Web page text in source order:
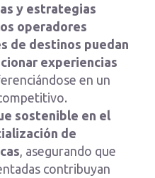
y estrategias
operadores
de destinos puedan
experiencias
en un
sostenible en el
de
, asegurando que
contribuyan